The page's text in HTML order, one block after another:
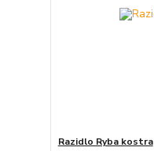
Razidlo Ryba kostra